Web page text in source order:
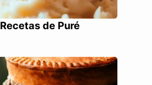
Recetas de Puré